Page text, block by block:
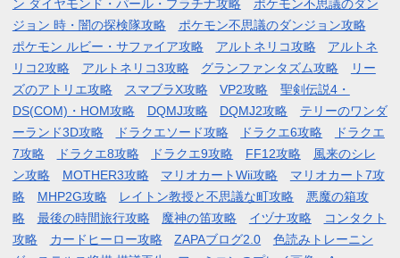
ン ダイヤモンド・パール・プラチナ攻略
ポケモン不思議のダン
ジョン 時・闇の探検隊攻略
ポケモン不思議のダンジョン攻略
ポケモン ルビー・サファイア攻略
アルトネリコ攻略
アルトネ
リコ2攻略
アルトネリコ3攻略 グランファンタズム攻略
リー
ズのアトリエ攻略
スマブラX攻略 VP2攻略
聖剣伝説4・
DS(COM)・HOM攻略
DQMJ攻略 DQMJ2攻略
テリーのワンダ
ーランド3D攻略
ドラクエソード攻略 ドラクエ6攻略
ドラクエ
7攻略
ドラクエ8攻略 ドラクエ9攻略 FF12攻略
風来のシレ
ン攻略
MOTHER3攻略 マリオカートWii攻略
マリオカート7攻
略
MHP2G攻略 レイトン教授と不思議な町攻略
悪魔の箱攻
略
最後の時間旅行攻略 魔神の笛攻略 イヅナ攻略
コンタクト
攻略
カードヒーロー攻略 ZAPAブログ2.0
色読みトレーニン